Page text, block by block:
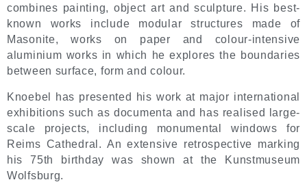
combines painting, object art and sculpture. His best-
known works include modular structures made of
Masonite, works on paper and colour-intensive
aluminium works in which he explores the boundaries
between surface, form and colour.
Knoebel has presented his work at major international
exhibitions such as documenta and has realised large-
scale projects, including monumental windows for
Reims Cathedral. An extensive retrospective marking
his 75th birthday was shown at the Kunstmuseum
Wolfsburg.